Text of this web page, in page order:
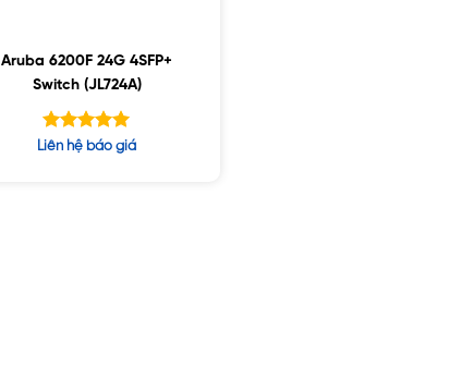
Aruba 6200F 24G 4SFP+
Switch (JL724A)
Được xếp
Liên hệ báo giá